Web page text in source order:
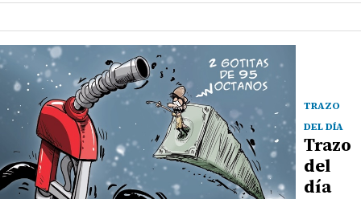
TRAZO
DEL DÍA
Trazo
del
día